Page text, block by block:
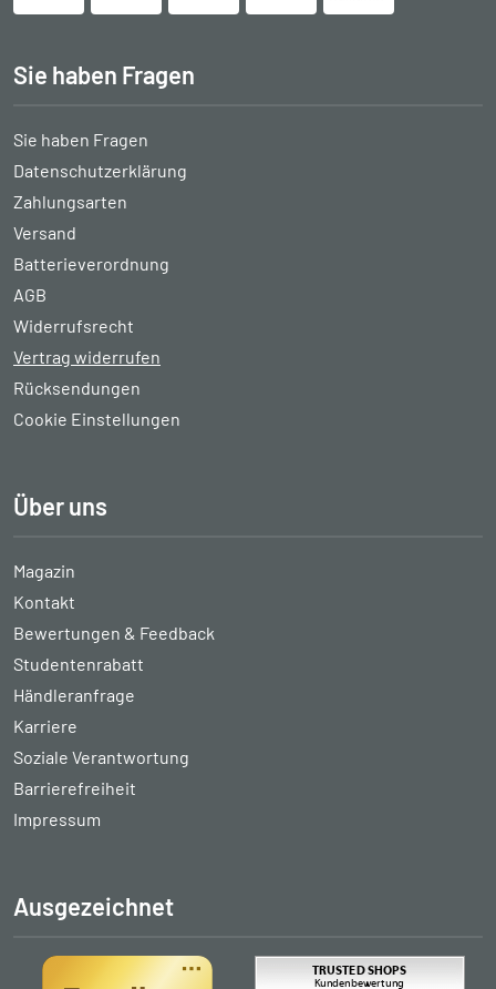
Sie haben Fragen
Sie haben Fragen
Datenschutzerklärung
Zahlungsarten
Versand
Batterieverordnung
AGB
Widerrufsrecht
Vertrag widerrufen
Rücksendungen
Cookie Einstellungen
Über uns
Magazin
Kontakt
Bewertungen & Feedback
Studentenrabatt
Händleranfrage
Karriere
Soziale Verantwortung
Barrierefreiheit
Impressum
Ausgezeichnet